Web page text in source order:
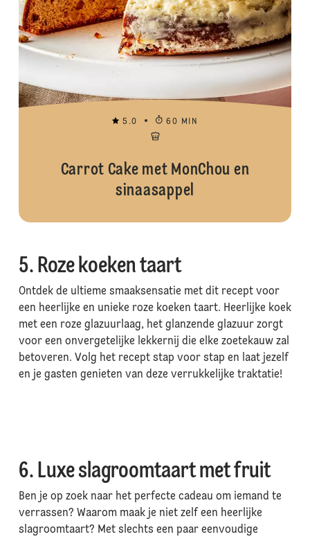
5.0 60 MIN
Carrot Cake met MonChou en
sinaasappel
5. Roze koeken taart
Ontdek de ultieme smaaksensatie met dit recept voor
een heerlijke en unieke roze koeken taart. Heerlijke koek
met een roze glazuurlaag, het glanzende glazuur zorgt
voor een onvergetelijke lekkernij die elke zoetekauw zal
betoveren. Volg het recept stap voor stap en laat jezelf
en je gasten genieten van deze verrukkelijke traktatie!
6. Luxe slagroomtaart met fruit
Ben je op zoek naar het perfecte cadeau om iemand te
verrassen? Waarom maak je niet zelf een heerlijke
slagroomtaart? Met slechts een paar eenvoudige